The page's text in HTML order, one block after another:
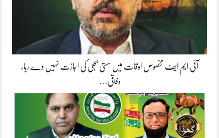
آئی ایم ایف مخصوص اوقات میں سستی بجلی کی اجازت نہیں دے رہا،
وفاقی…